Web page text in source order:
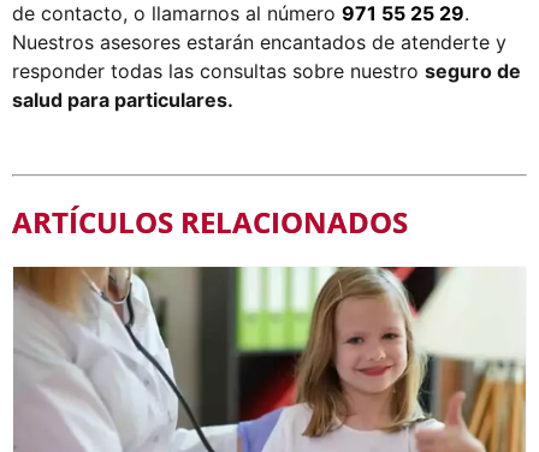
de contacto, o llamarnos al número 971 55 25 29.
Nuestros asesores estarán encantados de atenderte y
responder todas las consultas sobre nuestro seguro de
salud para particulares.
ARTÍCULOS RELACIONADOS
¿Cómo elegir el seguro de salud que
necesito?